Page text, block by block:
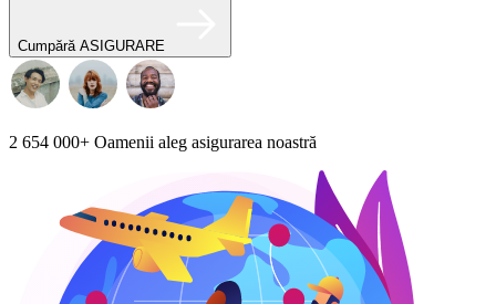
Cumpără ASIGURARE
2 654 000+ Oamenii aleg asigurarea noastră